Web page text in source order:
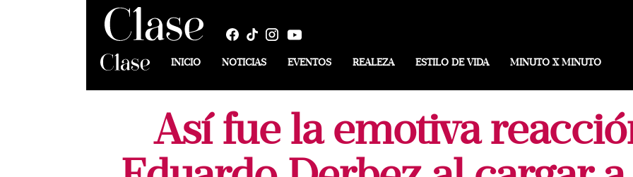
INICIO NOTICIAS EVENTOS REALEZA ESTILO DE VIDA MINUTO X MINUTO
Así fue la emotiva